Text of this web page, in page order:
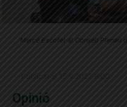
Mercè Escofet al Consell Plenari
Opinió